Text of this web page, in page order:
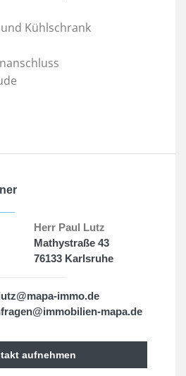
Kühlschrank
Herr Paul Lutz
Mathystraße 43
76133 Karlsruhe
immo.de
mapa.de
aufnehmen